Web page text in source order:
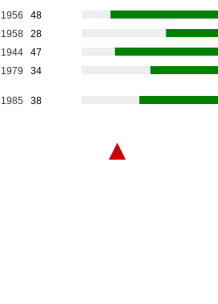
1956
48
1958
28
1944
47
1979 34
1985 38
▲